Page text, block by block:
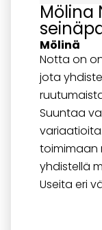
Mölina
Mölinä
Notta on
jota
Suuntaa
toimimaan
yhdistellä
Useita eri